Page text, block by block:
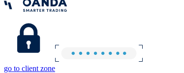
go to client zone